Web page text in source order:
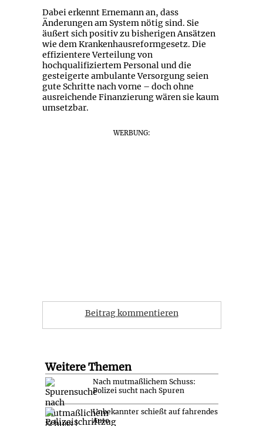
Dabei erkennt Ernemann an, dass
Änderungen am System nötig sind. Sie
äußert sich positiv zu bisherigen Ansätzen
wie dem Krankenhausreformgesetz. Die
effizientere Verteilung von
hochqualifiziertem Personal und die
gesteigerte ambulante Versorgung seien
gute Schritte nach vorne – doch ohne
ausreichende Finanzierung wären sie kaum
umsetzbar.
WERBUNG:
Beitrag kommentieren
Weitere Themen
Nach mutmaßlichem Schuss:
Polizei sucht nach Spuren
Unbekannter schießt auf fahrendes
Auto